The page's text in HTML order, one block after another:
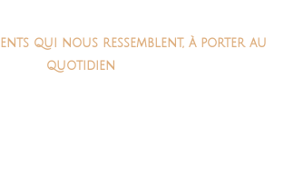
qui nous ressemblent, à porter au
quotidien